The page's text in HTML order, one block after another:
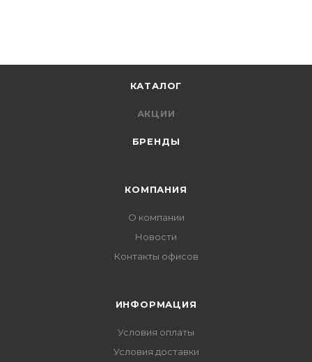
КАТАЛОГ
АКЦИИ
БРЕНДЫ
КОМПАНИЯ
О компании
Новости
Контакты офисов
ИНФОРМАЦИЯ
Условия оплаты
Условия доставки